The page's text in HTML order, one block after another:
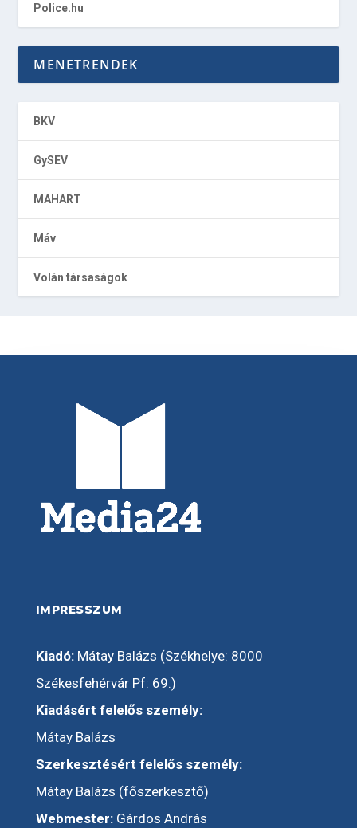
Police.hu
MENETRENDEK
BKV
GySEV
MAHART
Máv
Volán társaságok
IMPRESSZUM
Kiadó:Mátay Balázs (Székhelye: 8000
Székesfehérvár Pf: 69.)
Kiadásért felelős személy:
Mátay Balázs
Szerkesztésért felelős személy:
Mátay Balázs (főszerkesztő)
Webmester:Gárdos András